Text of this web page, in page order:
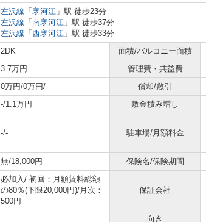
左沢線 「 寒河江 」駅 徒歩23分
左沢線 「 南寒河江 」駅 徒歩37分
左沢線 「 西寒河江 」駅 徒歩33分
2DK 面積/バルコニー面積
3.7万円 管理費・共益費
0万円/0万円/- 償却/敷引
-/1.1万円 敷金積み増し
-/- 駐車場/月額料金
無/18,000円 保険名/保険期間
必加入/ 初回：月額賃料総額
の80％(下限20,000円)/月次：
500円
保証会社
向き